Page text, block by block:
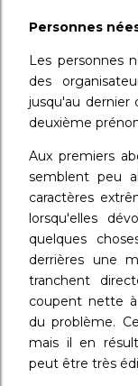
Personnes
Les personnes
des
jusqu'au
deuxième
Aux premiers
semblent peu
caractères
lorsqu'elles
quelques
derrières une
tranchent
coupent nette
du problème.
mais il en
peut être très